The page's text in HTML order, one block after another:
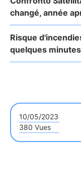
changé, année
Risque
quelques
10/05/2023
380 Vues